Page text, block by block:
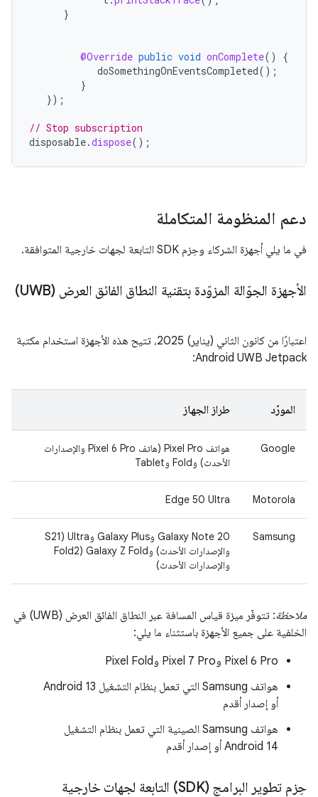
}
@Override public void onComplete()
{
doSomethingOnEventsCompleted();
}
});
// Stop subscription
disposable.dispose();
دعم المنظومة المتكاملة
في ما يلي أجهزة الشركاء وحِزم SDK التابعة لجهات خارجية المتوافقة.
الأجهزة الجوّالة المزوّدة بتقنية النطاق الفائق العرض (UWB)
اعتبارًا من كانون الثاني (يناير) 2025، تتيح هذه الأجهزة استخدام مكتبة
Android UWB Jetpack:
المورّد طراز الجهاز
Google
هواتف Pixel Pro (هاتف Pixel 6 Pro والإصدارات
الأحدث) وFold وTablet
Motorola
Edge 50 Ultra
Samsung
‫Galaxy Note 20 وGalaxy Plus وUltra (S21
والإصدارات الأحدث) وGalaxy Z Fold (Fold2
والإصدارات الأحدث)
ملاحظة
: تتوفّر ميزة قياس المسافة عبر النطاق الفائق العرض (UWB) في
الخلفية على جميع الأجهزة باستثناء ما يلي:
‫Pixel 6 Pro وPixel 7 Pro وPixel Fold
هواتف Samsung التي تعمل بنظام التشغيل Android 13
أو إصدار أقدم
هواتف Samsung الصينية التي تعمل بنظام التشغيل
Android 14 أو إصدار أقدم
حِزم تطوير البرامج (SDK) التابعة لجهات خارجية